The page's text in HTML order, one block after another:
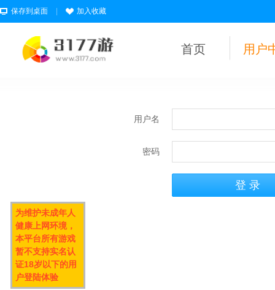
保存到桌面 加入收藏
首页 用户
用户名
密码
为维护未成年人
健康上网环境，
本平台所有游戏
暂不支持实名认
证18岁以下的用
户登陆体验